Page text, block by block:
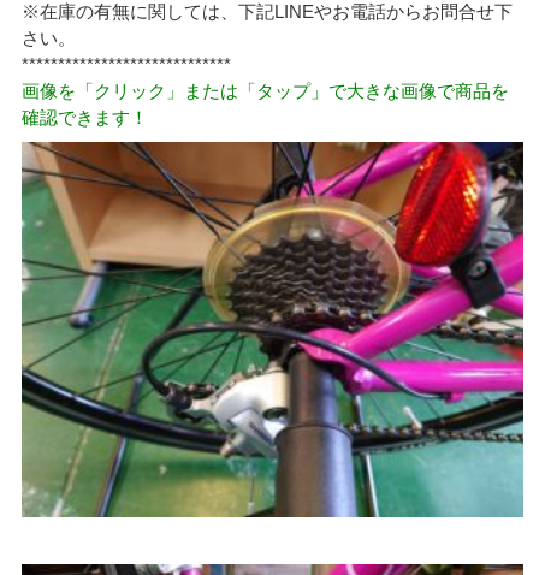
※在庫の有無に関しては、下記LINEやお電話からお問合せ下
さい。
*****************************
画像を「クリック」または「タップ」で大きな画像で商品を
確認できます！